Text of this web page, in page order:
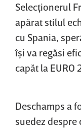
Selecţionerul
apărat stilul
cu Spania,
îşi va regăsi
capăt la EURO
Deschamps a
suedez